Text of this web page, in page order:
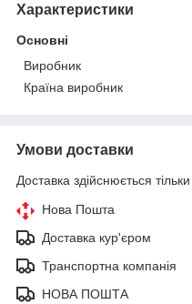
Характеристики
Основні
Виробник
Країна виробник
Умови доставки
Доставка здійснюється
Нова Пошта
Доставка кур'єром
Транспортна компанія
НОВА ПОШТА